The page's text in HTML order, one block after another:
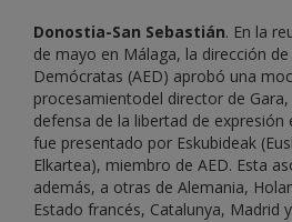
Donostia-San Sebastián. En la
de mayo en Málaga, la dirección
Demócratas (AED) aprobó una
procesamientodel director de Gara,
defensa de la libertad de
fue presentado por Eskubideak
Elkartea), miembro de AED. Esta
además, a otras de Alemania,
Estado francés, Catalunya, Madrid